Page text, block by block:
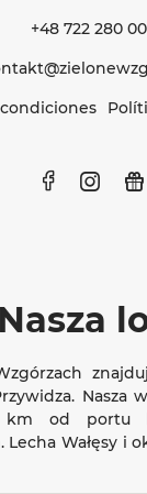
+48 722 280
Nasza
Nasza
km od portu
Lecha Wałęsy i